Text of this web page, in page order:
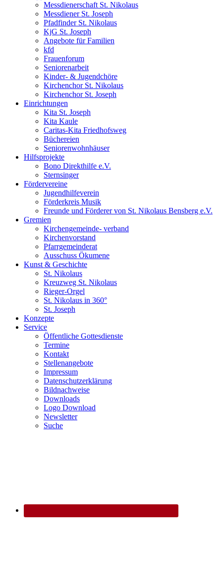
Messdienerschaft St. Nikolaus
Messdiener St. Joseph
Pfadfinder St. Nikolaus
KjG St. Joseph
Angebote für Familien
kfd
Frauenforum
Seniorenarbeit
Kinder- & Jugendchöre
Kirchenchor St. Nikolaus
Kirchenchor St. Joseph
Einrichtungen
Kita St. Joseph
Kita Kaule
Caritas-Kita Friedhofsweg
Büchereien
Seniorenwohnhäuser
Hilfsprojekte
Bono Direkthilfe e.V.
Sternsinger
Fördervereine
Jugendhilfeverein
Förderkreis Musik
Freunde und Förderer von St. Nikolaus Bensberg e.V.
Gremien
Kirchengemeinde- verband
Kirchenvorstand
Pfarrgemeinderat
Ausschuss Ökumene
Kunst & Geschichte
St. Nikolaus
Kreuzweg St. Nikolaus
Rieger-Orgel
St. Nikolaus in 360°
St. Joseph
Konzepte
Service
Öffentliche Gottesdienste
Termine
Kontakt
Stellenangebote
Impressum
Datenschutzerklärung
Bildnachweise
Downloads
Logo Download
Newsletter
Suche